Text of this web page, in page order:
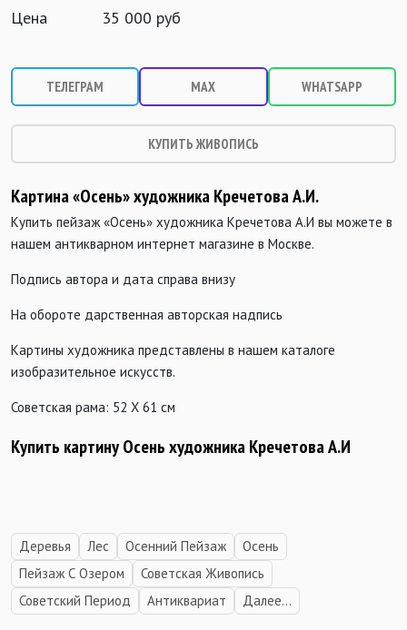
Цена
35 000 руб
ТЕЛЕГРАМ MAX WHATSAPP
КУПИТЬ ЖИВОПИСЬ
Картина «Осень» художника Кречетова А.И.
Купить пейзаж «Осень» художника Кречетова А.И вы можете в
нашем антикварном интернет магазине в Москве.
Подпись автора и дата справа внизу
На обороте дарственная авторская надпись
Картины художника представлены в нашем каталоге
изобразительное искусств.
Советская рама: 52 Х 61 см
Купить картину Осень художника Кречетова А.И
Деревья Лес Осенний Пейзаж
Осень
Пейзаж С Озером
Советская Живопись
Советский Период
Антиквариат Далее...